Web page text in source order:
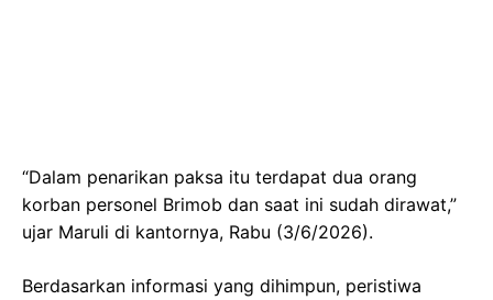
“Dalam penarikan paksa itu terdapat dua orang
korban personel Brimob dan saat ini sudah dirawat,”
ujar Maruli di kantornya, Rabu (3/6/2026).
Berdasarkan informasi yang dihimpun, peristiwa